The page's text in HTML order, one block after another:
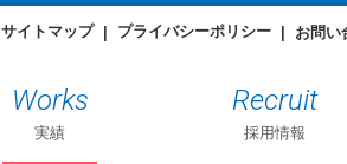
サイトマップ プライバシーポリシー お問い
Works
実績
Recruit
採用情報